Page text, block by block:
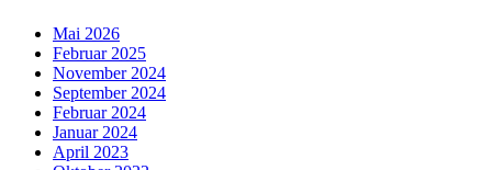
Mai 2026
Februar 2025
November 2024
September 2024
Februar 2024
Januar 2024
April 2023